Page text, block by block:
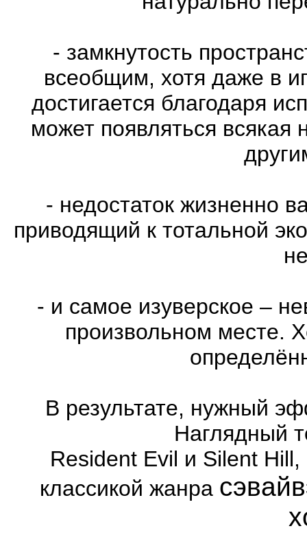
- замкнутость
всеобщим, хотя даже в
достигается благодаря
может появляться всякая
- недостаток жизненно
приводящий к тотальной
- и самое изуверское –
произвольном месте.
В результате, нужный
Наглядный
Resident Evil и Silent
классикой жанра